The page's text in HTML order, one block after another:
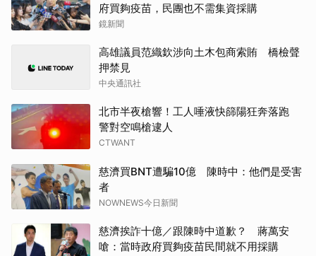
府買夠疫苗，民團也不需集資採購
鏡新聞
高雄議員范織欽涉向土木包商索賄 橋檢聲
押禁見
中央通訊社
北市半夜槍響！工人唾液快篩陽狂奔落跑
警對空鳴槍逮人
CTWANT
慈濟買BNT遭騙10億 陳時中：他們是受害
者
NOWNEWS今日新聞
慈濟挨詐十億／跟陳時中道歉？ 蔣萬安
嗆：當時政府買夠疫苗民間就不用採購